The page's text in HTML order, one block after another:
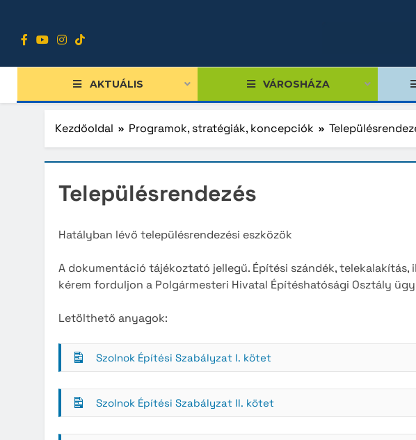
tartalomra
AKTUÁLIS VÁROSHÁZA
Bizottságok
Diákpolgármester
Kezdőoldal Programok, stratégiák, koncepciók
Településrendezés
Hatályban lévő településrendezési eszközök
A dokumentáció tájékoztató jellegű. Építési szándék,
kérem forduljon a Polgármesteri Hivatal Építéshatósági Osztály
Letölthető anyagok:
Szolnok Építési Szabályzat I. kötet
Szolnok Építési Szabályzat II. kötet